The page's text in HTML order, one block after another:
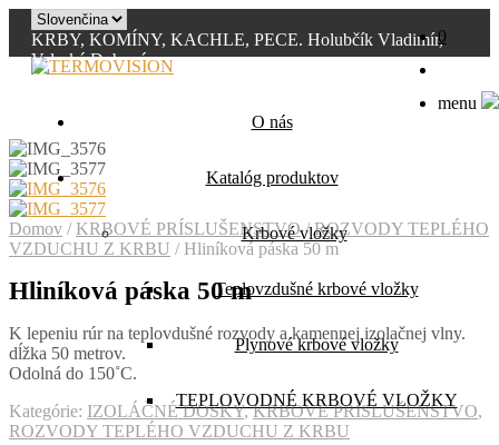
KRBY, KOMÍNY, KACHLE, PECE. Holubčík Vladimír,
Valaská Dubová
0907 394 855 info@termovision.sk
O nás
Katalóg produktov
Krbové vložky
Teplovzdušné krbové vložky
Plynové krbové vložky
TEPLOVODNÉ KRBOVÉ VLOŽKY
0
menu
Domov / KRBOVÉ PRÍSLUŠENSTVO / ROZVODY TEPLÉHO
VZDUCHU Z KRBU /Hliníková páska 50 m
Hliníková páska 50 m
K lepeniu rúr na teplovdušné rozvody a kamennej izolačnej vlny.
dĺžka 50 metrov.
Odolná do 150˚C.
Kategórie: IZOLÁČNÉ DOSKY,KRBOVÉ PRÍSLUŠENSTVO,
ROZVODY TEPLÉHO VZDUCHU Z KRBU